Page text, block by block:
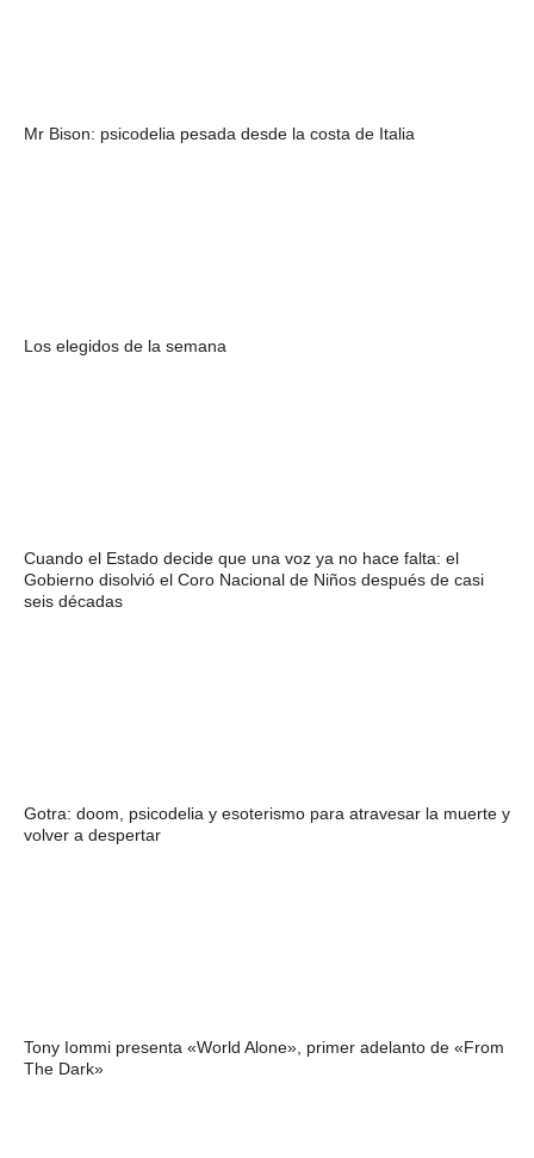
Mr Bison: psicodelia pesada desde la costa de Italia
Los elegidos de la semana
Cuando el Estado decide que una voz ya no hace falta: el
Gobierno disolvió el Coro Nacional de Niños después de casi
seis décadas
Gotra: doom, psicodelia y esoterismo para atravesar la muerte y
volver a despertar
Tony Iommi presenta «World Alone», primer adelanto de «From
The Dark»